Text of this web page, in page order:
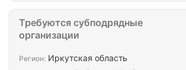
Свои предложения просим отправлять на
электронную почту
Требуются субподрядные
организации
Регион: Иркутская область